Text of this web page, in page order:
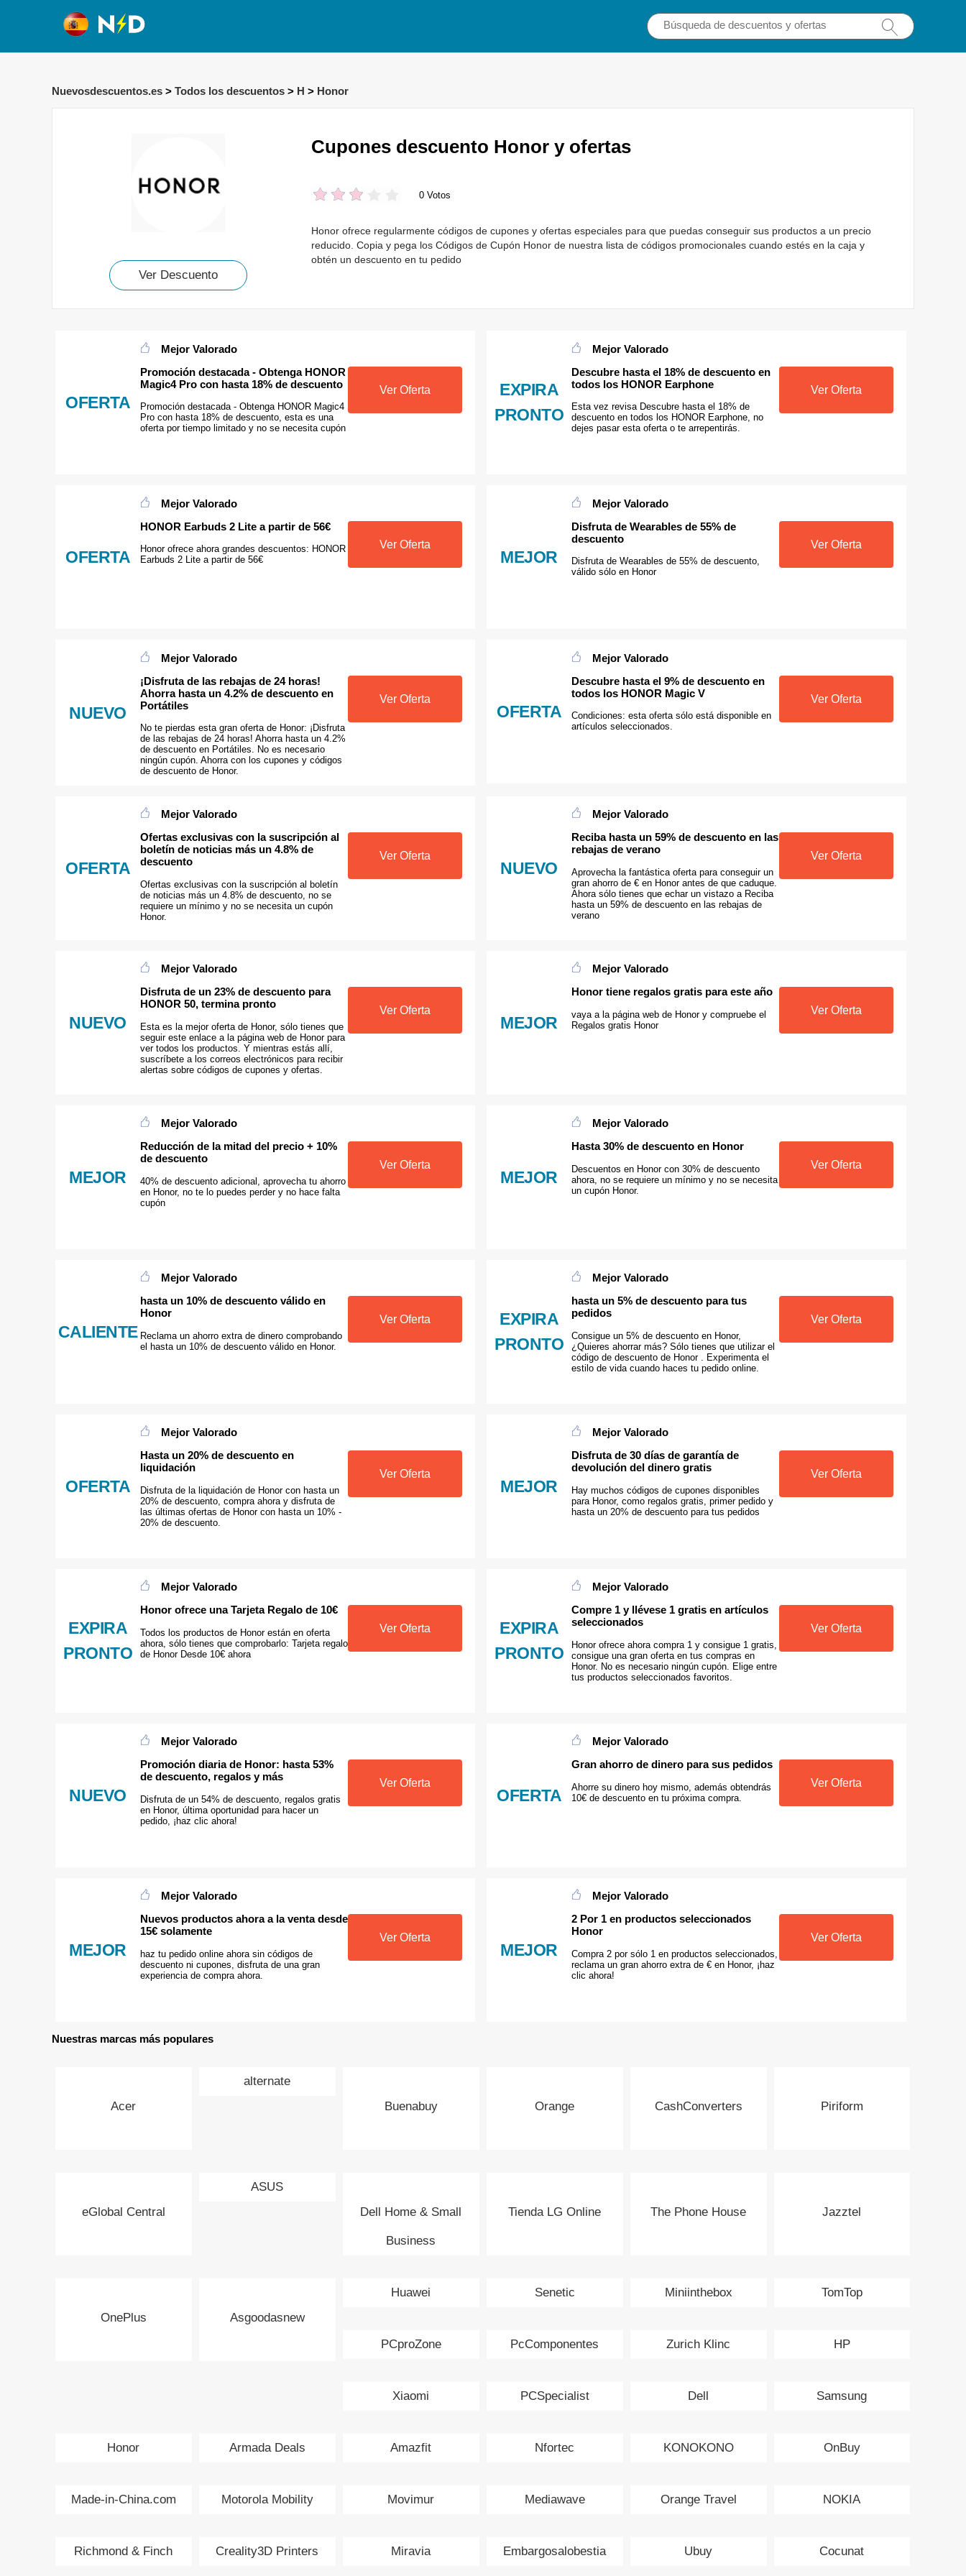
Nuevosdescuentos.es > Todos los descuentos > H > Honor
Ver Descuento
Cupones descuento Honor y ofertas
0 Votos
Honor ofrece regularmente códigos de cupones y ofertas especiales para que puedas conseguir sus productos a un precio
reducido. Copia y pega los Códigos de Cupón Honor de nuestra lista de códigos promocionales cuando estés en la caja y
obtén un descuento en tu pedido
OFERTA
Mejor Valorado
Promoción destacada - Obtenga HONOR
Magic4 Pro con hasta 18% de descuento
Promoción destacada - Obtenga HONOR Magic4
Pro con hasta 18% de descuento, esta es una
oferta por tiempo limitado y no se necesita cupón
Ver Oferta
EXPIRA
PRONTO
Mejor Valorado
Descubre hasta el 18% de descuento en
todos los HONOR Earphone
Esta vez revisa Descubre hasta el 18% de
descuento en todos los HONOR Earphone, no
dejes pasar esta oferta o te arrepentirás.
Ver Oferta
OFERTA
Mejor Valorado
HONOR Earbuds 2 Lite a partir de 56€
Honor ofrece ahora grandes descuentos: HONOR
Earbuds 2 Lite a partir de 56€
Ver Oferta
MEJOR
Mejor Valorado
Disfruta de Wearables de 55% de
descuento
Disfruta de Wearables de 55% de descuento,
válido sólo en Honor
Ver Oferta
NUEVO
Mejor Valorado
¡Disfruta de las rebajas de 24 horas!
Ahorra hasta un 4.2% de descuento en
Portátiles
No te pierdas esta gran oferta de Honor: ¡Disfruta
de las rebajas de 24 horas! Ahorra hasta un 4.2%
de descuento en Portátiles. No es necesario
ningún cupón. Ahorra con los cupones y códigos
de descuento de Honor.
Ver Oferta
OFERTA
Mejor Valorado
Descubre hasta el 9% de descuento en
todos los HONOR Magic V
Condiciones: esta oferta sólo está disponible en
artículos seleccionados.
Ver Oferta
OFERTA
Mejor Valorado
Ofertas exclusivas con la suscripción al
boletín de noticias más un 4.8% de
descuento
Ofertas exclusivas con la suscripción al boletín
de noticias más un 4.8% de descuento, no se
requiere un mínimo y no se necesita un cupón
Honor.
Ver Oferta
NUEVO
Mejor Valorado
Reciba hasta un 59% de descuento en las
rebajas de verano
Aprovecha la fantástica oferta para conseguir un
gran ahorro de € en Honor antes de que caduque.
Ahora sólo tienes que echar un vistazo a Reciba
hasta un 59% de descuento en las rebajas de
verano
Ver Oferta
NUEVO
Mejor Valorado
Disfruta de un 23% de descuento para
HONOR 50, termina pronto
Esta es la mejor oferta de Honor, sólo tienes que
seguir este enlace a la página web de Honor para
ver todos los productos. Y mientras estás allí,
suscríbete a los correos electrónicos para recibir
alertas sobre códigos de cupones y ofertas.
Ver Oferta
MEJOR
Mejor Valorado
Honor tiene regalos gratis para este año
vaya a la página web de Honor y compruebe el
Regalos gratis Honor
Ver Oferta
MEJOR
Mejor Valorado
Reducción de la mitad del precio + 10%
de descuento
40% de descuento adicional, aprovecha tu ahorro
en Honor, no te lo puedes perder y no hace falta
cupón
Ver Oferta
MEJOR
Mejor Valorado
Hasta 30% de descuento en Honor
Descuentos en Honor con 30% de descuento
ahora, no se requiere un mínimo y no se necesita
un cupón Honor.
Ver Oferta
CALIENTE
Mejor Valorado
hasta un 10% de descuento válido en
Honor
Reclama un ahorro extra de dinero comprobando
el hasta un 10% de descuento válido en Honor.
Ver Oferta
EXPIRA
PRONTO
Mejor Valorado
hasta un 5% de descuento para tus
pedidos
Consigue un 5% de descuento en Honor,
¿Quieres ahorrar más? Sólo tienes que utilizar el
código de descuento de Honor . Experimenta el
estilo de vida cuando haces tu pedido online.
Ver Oferta
OFERTA
Mejor Valorado
Hasta un 20% de descuento en
liquidación
Disfruta de la liquidación de Honor con hasta un
20% de descuento, compra ahora y disfruta de
las últimas ofertas de Honor con hasta un 10% -
20% de descuento.
Ver Oferta
MEJOR
Mejor Valorado
Disfruta de 30 días de garantía de
devolución del dinero gratis
Hay muchos códigos de cupones disponibles
para Honor, como regalos gratis, primer pedido y
hasta un 20% de descuento para tus pedidos
Ver Oferta
EXPIRA
PRONTO
Mejor Valorado
Honor ofrece una Tarjeta Regalo de 10€
Todos los productos de Honor están en oferta
ahora, sólo tienes que comprobarlo: Tarjeta regalo
de Honor Desde 10€ ahora
Ver Oferta
EXPIRA
PRONTO
Mejor Valorado
Compre 1 y llévese 1 gratis en artículos
seleccionados
Honor ofrece ahora compra 1 y consigue 1 gratis,
consigue una gran oferta en tus compras en
Honor. No es necesario ningún cupón. Elige entre
tus productos seleccionados favoritos.
Ver Oferta
NUEVO
Mejor Valorado
Promoción diaria de Honor: hasta 53%
de descuento, regalos y más
Disfruta de un 54% de descuento, regalos gratis
en Honor, última oportunidad para hacer un
pedido, ¡haz clic ahora!
Ver Oferta
OFERTA
Mejor Valorado
Gran ahorro de dinero para sus pedidos
Ahorre su dinero hoy mismo, además obtendrás
10€ de descuento en tu próxima compra.
Ver Oferta
MEJOR
Mejor Valorado
Nuevos productos ahora a la venta desde
15€ solamente
haz tu pedido online ahora sin códigos de
descuento ni cupones, disfruta de una gran
experiencia de compra ahora.
Ver Oferta
MEJOR
Mejor Valorado
2 Por 1 en productos seleccionados
Honor
Compra 2 por sólo 1 en productos seleccionados,
reclama un gran ahorro extra de € en Honor, ¡haz
clic ahora!
Ver Oferta
Nuestras marcas más populares
Acer
alternate
Buenabuy
Orange CashConverters Piriform
eGlobal Central
ASUS
Dell Home & Small
Business
Tienda LG Online The Phone House Jazztel
OnePlus Asgoodasnew
Huawei Senetic Miniinthebox TomTop
PCproZone PcComponentes Zurich Klinc HP
Xiaomi PCSpecialist Dell Samsung
Honor Armada Deals Amazfit Nfortec KONOKONO OnBuy
Made-in-China.com Motorola Mobility Movimur Mediawave Orange Travel NOKIA
Richmond & Finch Creality3D Printers Miravia Embargosalobestia Ubuy Cocunat